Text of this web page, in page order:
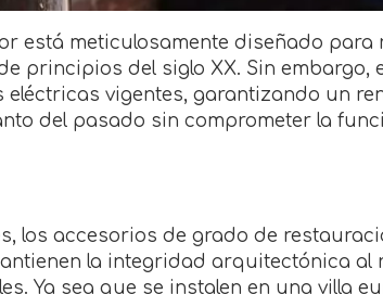
está meticulosamente diseñado para
principios del siglo XX. Sin embargo,
vigentes, garantizando un
del pasado sin comprometer la
los accesorios de grado de
la integridad arquitectónica al
Ya sea que se instalen en una villa